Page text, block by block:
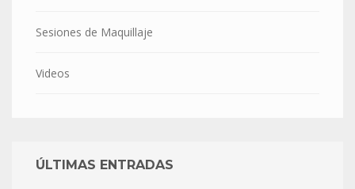
Sesiones de Maquillaje
Videos
ÚLTIMAS ENTRADAS